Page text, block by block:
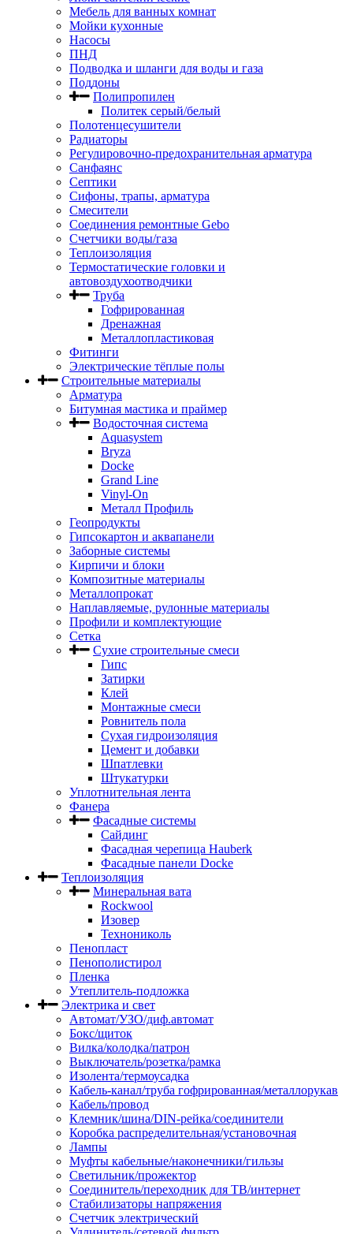
Мебель для ванных комнат
Мойки кухонные
Насосы
ПНД
Подводка и шланги для воды и газа
Поддоны
Полипропилен
Политек серый/белый
Полотенцесушители
Радиаторы
Регулировочно-предохранительная арматура
Санфаянс
Септики
Сифоны, трапы, арматура
Смесители
Соединения ремонтные Gebo
Счетчики воды/газа
Теплоизоляция
Термостатические головки и
автовоздухоотводчики
Труба
Гофрированная
Дренажная
Металлопластиковая
Фитинги
Электрические тёплые полы
Строительные материалы
Арматура
Битумная мастика и праймер
Водосточная система
Aquasystem
Bryza
Docke
Grand Line
Vinyl-On
Металл Профиль
Геопродукты
Гипсокартон и аквапанели
Заборные системы
Кирпичи и блоки
Композитные материалы
Металлопрокат
Наплавляемые, рулонные материалы
Профили и комплектующие
Сетка
Сухие строительные смеси
Гипс
Затирки
Клей
Монтажные смеси
Ровнитель пола
Сухая гидроизоляция
Цемент и добавки
Шпатлевки
Штукатурки
Уплотнительная лента
Фанера
Фасадные системы
Сайдинг
Фасадная черепица Hauberk
Фасадные панели Docke
Теплоизоляция
Минеральная вата
Rockwool
Изовер
Технониколь
Пенопласт
Пенополистирол
Пленка
Утеплитель-подложка
Электрика и свет
Автомат/УЗО/диф.автомат
Бокс/щиток
Вилка/колодка/патрон
Выключатель/розетка/рамка
Изолента/термоусадка
Кабель-канал/труба гофрированная/металлорукав
Кабель/провод
Клемник/шина/DIN-рейка/соединители
Коробка распределительная/установочная
Лампы
Муфты кабельные/наконечники/гильзы
Светильник/прожектор
Соединитель/переходник для ТВ/интернет
Стабилизаторы напряжения
Счетчик электрический